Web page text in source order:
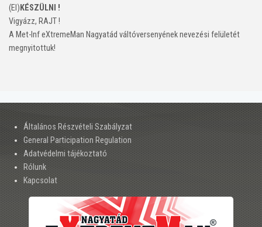
(El) KÉSZÜLNI !
Vigyázz, RAJT !
A Met-Inf eXtremeMan Nagyatád váltóversenyének nevezési felületét
megnyitottuk!
Általános Részvételi Szabályzat
General Participation Regulation
Adatvédelmi tájékoztató
Rólunk
Kapcsolat